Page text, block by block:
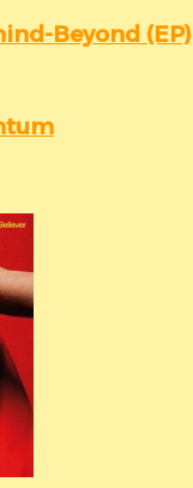
Beyond (EP)